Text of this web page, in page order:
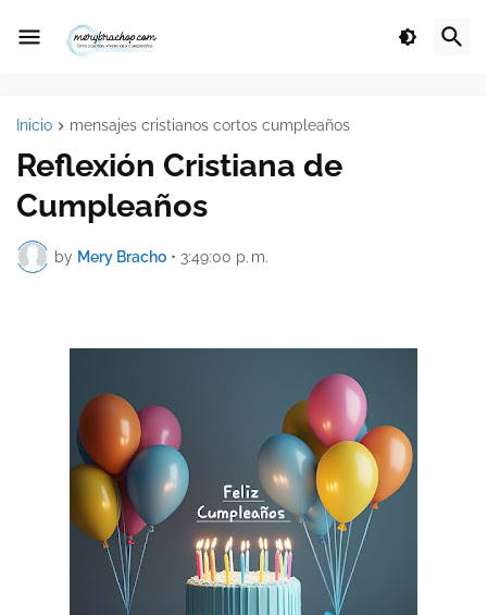
Inicio mensajes cristianos cortos cumpleaños
Reflexión Cristiana de
Cumpleaños
by Mery Bracho • 3:49:00 p. m.